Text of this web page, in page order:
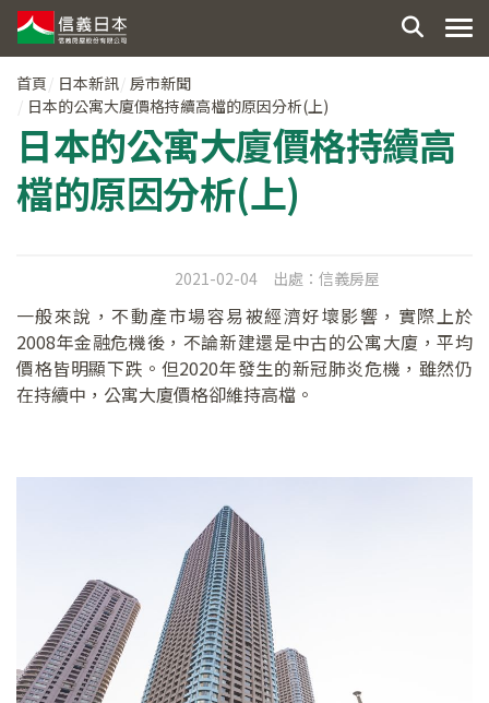
首頁 日本新訊 房市新聞
日本的公寓大廈價格持續高檔的原因分析(上)
日本的公寓大廈價格持續高
檔的原因分析(上)
2021-02-04 出處： 信義房屋
一般來說，不動產市場容易被經濟好壞影響，實際上於
2008年金融危機後，不論新建還是中古的公寓大廈，平均
價格皆明顯下跌。但2020年發生的新冠肺炎危機，雖然仍
在持續中，公寓大廈價格卻維持高檔。